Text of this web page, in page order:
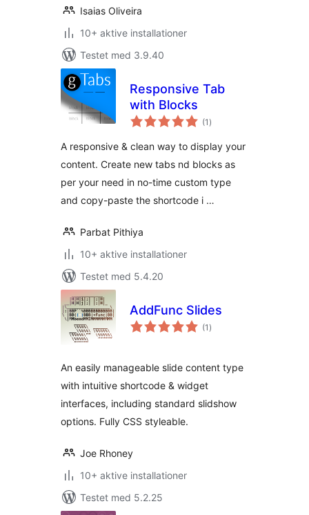
Isaias Oliveira
10+ aktive installationer
Testet med 3.9.40
Responsive Tab
with Blocks
(1 totale
bedømmelser
)
A responsive & clean way to display your
content. Create new tabs nd blocks as
per your need in no-time custom type
and copy-paste the shortcode i …
Parbat Pithiya
10+ aktive installationer
Testet med 5.4.20
AddFunc Slides
(1 totale
bedømmelser
)
An easily manageable slide content type
with intuitive shortcode & widget
interfaces, including standard slidshow
options. Fully CSS styleable.
Joe Rhoney
10+ aktive installationer
Testet med 5.2.25